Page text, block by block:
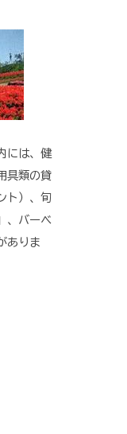
には、健
具類の貸
ト）、旬
、バーベ
ありま